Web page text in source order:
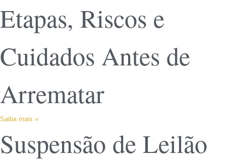
Etapas, Riscos e
Cuidados Antes de
Arrematar
Saiba mais »
Suspensão de Leilão